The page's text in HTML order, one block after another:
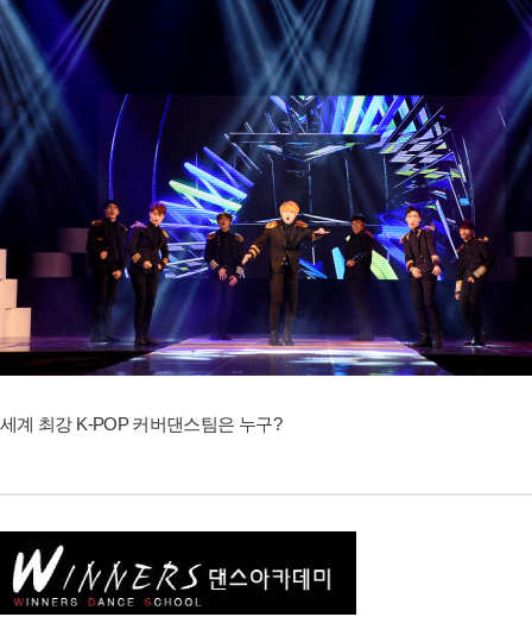
세계 최강 K-POP 커버댄스팀은 누구?